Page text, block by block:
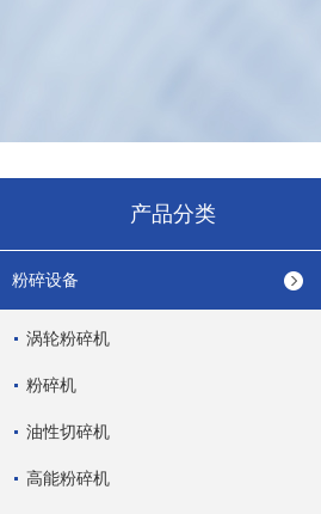
产品分类
粉碎设备
涡轮粉碎机
粉碎机
油性切碎机
高能粉碎机